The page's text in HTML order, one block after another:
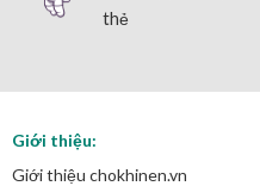
thẻ
Giới thiệu:
Giới thiệu chokhinen.vn